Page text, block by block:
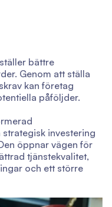
bättre
Genom att ställa
kan företag
påföljder.
investering
öppnar vägen för
tjänstekvalitet,
och ett större